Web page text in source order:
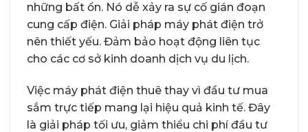
những bất ổn. Nó dễ xảy ra sự cố gián đoạn
cung cấp điện. Giải pháp máy phát điện trở
nên thiết yếu. Đảm bảo hoạt động liên tục
cho các cơ sở kinh doanh dịch vụ du lịch.
Việc máy phát điện thuê thay vì đầu tư mua
sắm trực tiếp mang lại hiệu quả kinh tế. Đây
là giải pháp tối ưu, giảm thiểu chi phí đầu tư